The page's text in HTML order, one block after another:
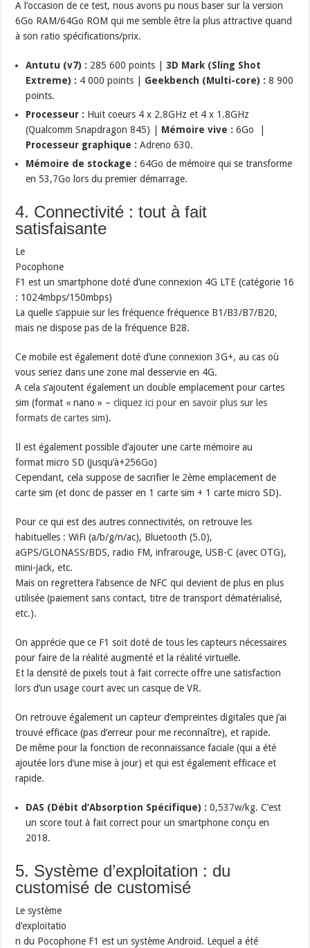
A l’occasion de ce test, nous avons pu nous baser sur la version
6Go RAM/64Go ROM qui me semble être la plus attractive quand
à son ratio spécifications/prix.
Antutu (v7) : 285 600 points |3D Mark (Sling Shot
Extreme) : 4 000 points | Geekbench (Multi-core) : 8 900
points.
Processeur : Huit coeurs 4 x 2.8GHz et 4 x 1.8GHz
(Qualcomm Snapdragon 845) | Mémoire vive : 6Go |
Processeur graphique : Adreno 630.
Mémoire de stockage : 64Go de mémoire qui se transforme
en 53,7Go lors du premier démarrage.
4. Connectivité : tout à fait
satisfaisante
Le
Pocophone
F1 est un smartphone doté d’une connexion 4G LTE (catégorie 16
: 1024mbps/150mbps)
La quelle s’appuie sur les fréquence fréquence B1/B3/B7/B20,
mais ne dispose pas de la fréquence B28.
Ce mobile est également doté d’une connexion 3G+, au cas où
vous seriez dans une zone mal desservie en 4G.
A cela s’ajoutent également un double emplacement pour cartes
sim (format « nano » –cliquez ici pour en savoir plus sur les
formats de cartes sim).
Il est également possible d’ajouter une carte mémoire au
format micro SD (jusqu’à+256Go)
Cependant, cela suppose de sacrifier le 2ème emplacement de
carte sim (et donc de passer en 1 carte sim + 1 carte micro SD).
Pour ce qui est des autres connectivités, on retrouve les
habituelles : WiFi (a/b/g/n/ac), Bluetooth (5.0),
aGPS/GLONASS/BDS, radio FM, infrarouge, USB-C (avec OTG),
mini-jack, etc.
Mais on regrettera l’absence de NFC qui devient de plus en plus
utilisée (paiement sans contact, titre de transport dématérialisé,
etc.).
On apprécie que ce F1 soit doté de tous les capteurs nécessaires
pour faire de la réalité augmenté et la réalité virtuelle.
Et la densité de pixels tout à fait correcte offre une satisfaction
lors d’un usage court avec un casque de VR.
On retrouve également un capteur d’empreintes digitales que j’ai
trouvé efficace (pas d’erreur pour me reconnaître), et rapide.
De même pour la fonction de reconnaissance faciale (qui a été
ajoutée lors d’une mise à jour) et qui est également efficace et
rapide.
DAS (Débit d’Absorption Spécifique) : 0,537w/kg. C’est
un score tout à fait correct pour un smartphone conçu en
2018.
5. Système d’exploitation : du
customisé de customisé
Le système
d’exploitatio
n du Pocophone F1 est un système Android. Lequel a été